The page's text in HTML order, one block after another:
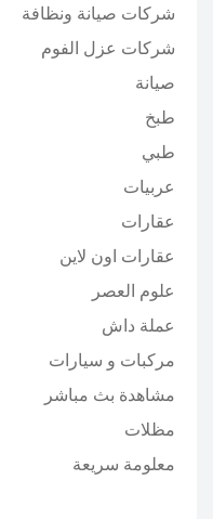
شركات صيانة ونظافة
شركات عزل الفوم
صيانة
طبخ
طبي
عربيات
عقارات
عقارات اون لاين
علوم العصر
عملة داش
مركبات و سيارات
مشاهدة بث مباشر
مظلات
معلومة سريعة